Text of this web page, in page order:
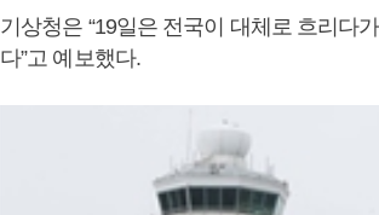
기상청은 “19일은 전국이 대체로 흐리다
다”고 예보했다.